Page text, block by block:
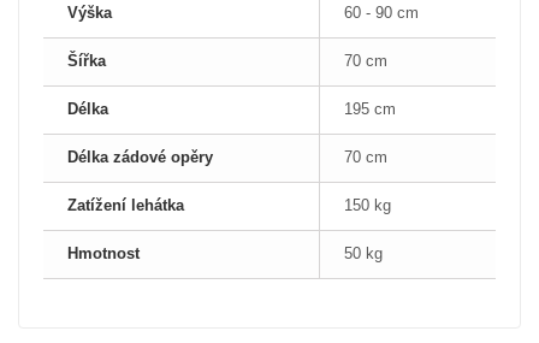
Výška 60 - 90 cm
Šířka 70 cm
Délka 195 cm
Délka zádové opěry 70 cm
Zatížení lehátka 150 kg
Hmotnost 50 kg